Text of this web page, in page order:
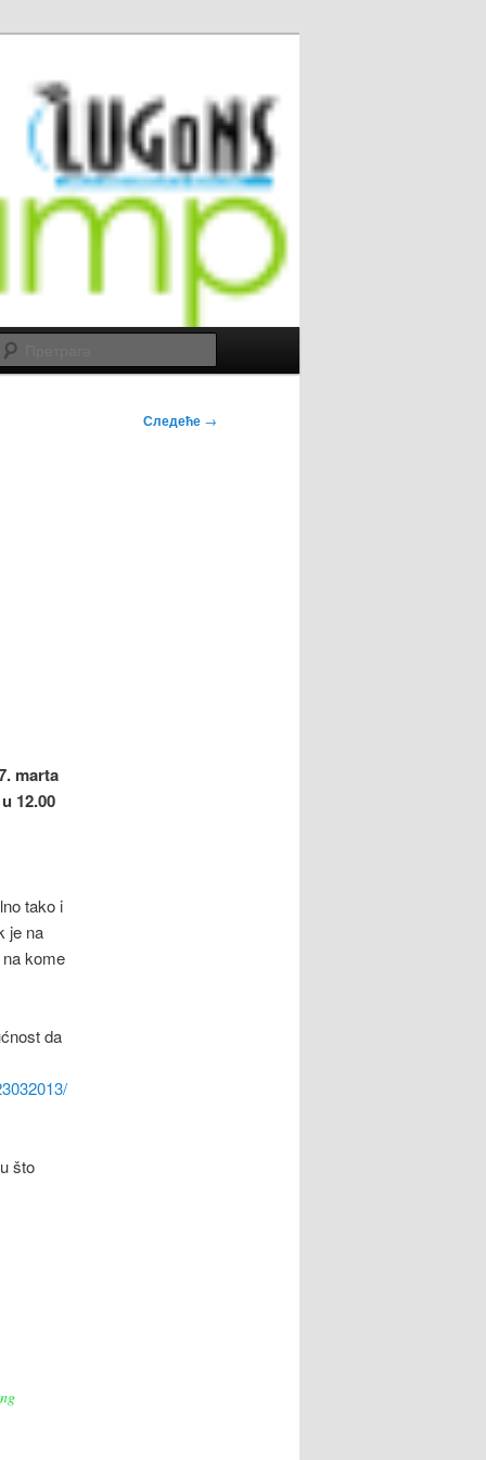
Следеће →
marta
12.00
tako i
je na
kome
da
što